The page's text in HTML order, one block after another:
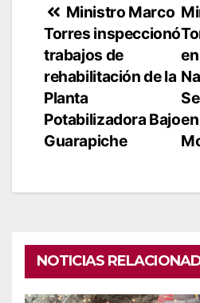
Navegación
de
entradas
Ministro Marco
Torres inspeccionó
trabajos de
rehabilitación de la
Planta
Potabilizadora Bajo
Guarapiche
NOTICIAS